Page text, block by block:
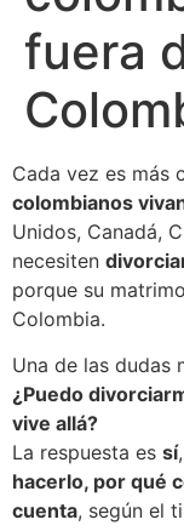
fuera
Cada vez es más
colombianos
Unidos, Canadá,
necesiten
porque su
Colombia.
Una de las dudas
¿Puedo
vive allá?
La respuesta es sí
hacerlo, por qué
cuenta, según el